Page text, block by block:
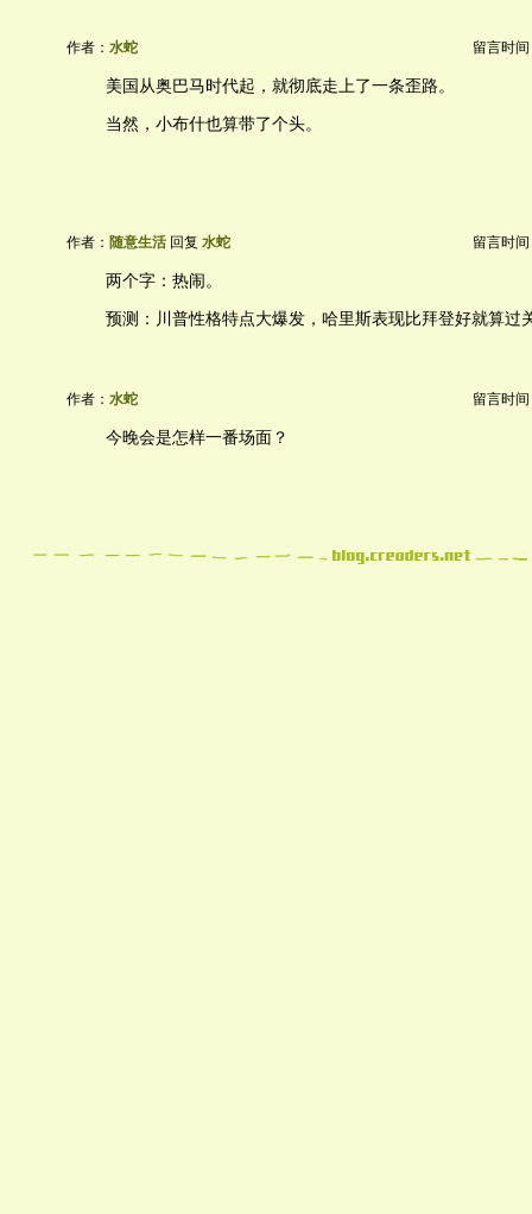
作者： 水蛇 留言时间
美国从奥巴马时代起，就彻底走上了一条歪路。
当然，小布什也算带了个头。
作者： 随意生活 回复 水蛇 留言时间
两个字：热闹。
预测：川普性格特点大爆发，哈里斯表现比拜登好就算过
作者： 水蛇 留言时间
今晚会是怎样一番场面？